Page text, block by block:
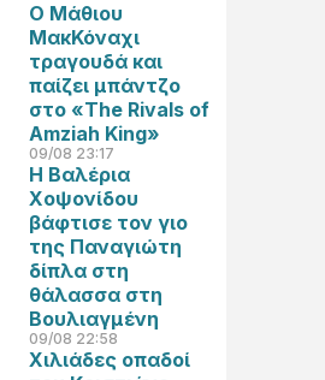
Ο Μάθιου
ΜακΚόναχι
τραγουδά και
παίζει μπάντζο
στο «The Rivals of
Amziah King»
09/08 23:17
Η Βαλέρια
Χοψονίδου
βάφτισε τον γιο
της Παναγιώτη
δίπλα στη
θάλασσα στη
Βουλιαγμένη
09/08 22:58
Χιλιάδες οπαδοί